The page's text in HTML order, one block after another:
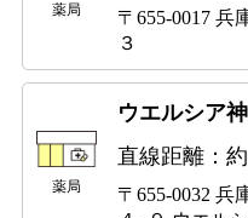
薬局
〒655-0017 兵
３
薬局
ウエルシア
直線距離：
〒655-0032 兵